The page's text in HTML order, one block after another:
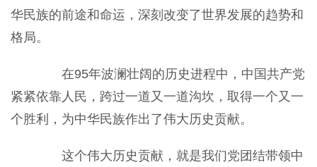
华民族的前途和命运，深刻改变了世界发展的趋势和
格局。
在95年波澜壮阔的历史进程中，中国共产党
紧紧依靠人民，跨过一道又一道沟坎，取得一个又一
个胜利，为中华民族作出了伟大历史贡献。
这个伟大历史贡献，就是我们党团结带领中